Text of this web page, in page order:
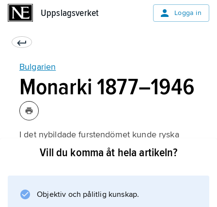
Uppslagsverket Logga in
Bulgarien
Monarki 1877–1946
I det nybildade furstendömet kunde ryska
ämbetsmän och generaler (fram till 1885 på
i Veliko Tărnovo, som genomförde en
Vill du komma åt hela artikeln?
Objektiv och pålitlig kunskap.